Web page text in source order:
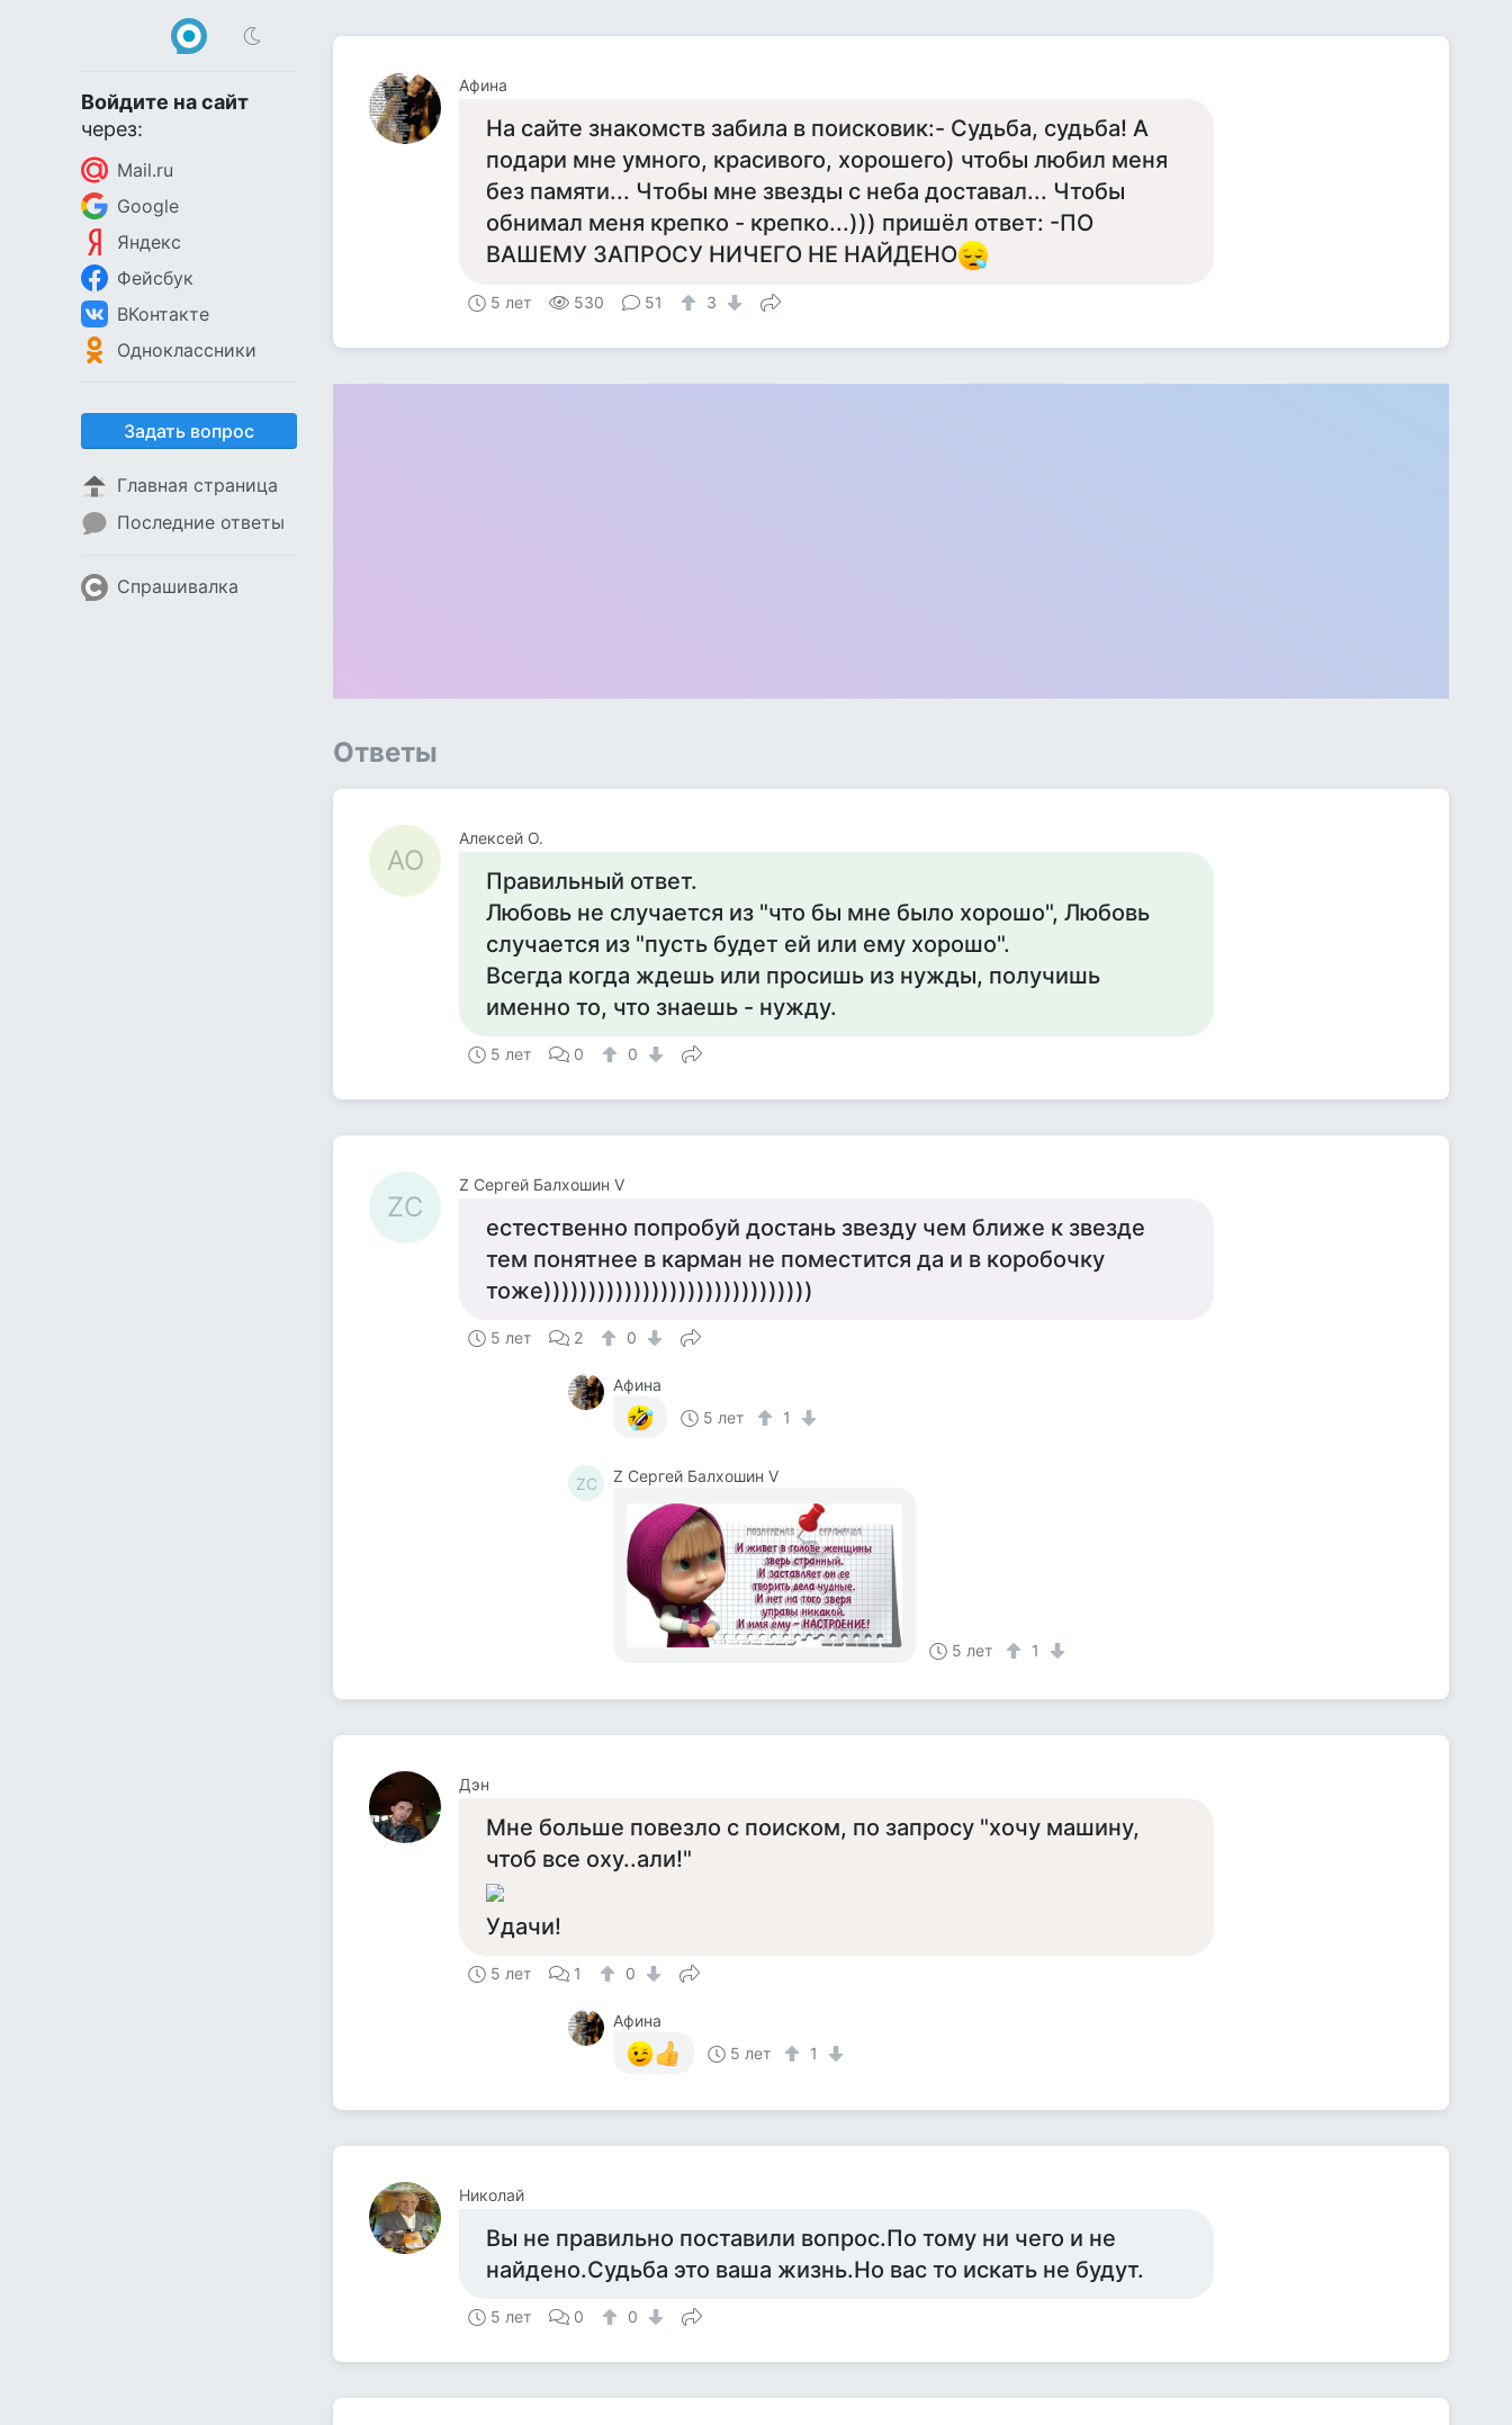
Войдите на сайт
через:
Mail.ru
Google
Яндекс
Фейсбук
ВКонтакте
Одноклассники
Задать вопрос
Главная страница
Последние ответы
Спрашивалка
Афина
На сайте знакомств забила в поисковик:- Судьба, судьба! А
подари мне умного, красивого, хорошего) чтобы любил меня
без памяти... Чтобы мне звезды с неба доставал... Чтобы
обнимал меня крепко - крепко...))) пришёл ответ: -ПО
ВАШЕМУ ЗАПРОСУ НИЧЕГО НЕ НАЙДЕНО
5 лет 530 51 3
Ответы
АО
Алексей О.
Правильный ответ.
Любовь не случается из "что бы мне было хорошо", Любовь
случается из "пусть будет ей или ему хорошо".
Всегда когда ждешь или просишь из нужды, получишь
именно то, что знаешь - нужду.
5 лет 0 0
ZС
Z Сергей Балхошин V
естественно попробуй достань звезду чем ближе к звезде
тем понятнее в карман не поместится да и в коробочку
тоже))))))))))))))))))))))))))))))
5 лет 2 0
Афина
5 лет
1
ZС Z Сергей Балхошин V
5 лет 1
Дэн
Мне больше повезло с поиском, по запросу "хочу машину,
чтоб все оху..али!"
Удачи!
5 лет 1 0
Афина
5 лет
1
Николай
Вы не правильно поставили вопрос.По тому ни чего и не
найдено.Судьба это ваша жизнь.Но вас то искать не будут.
5 лет 0 0